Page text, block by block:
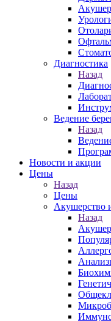
Диагностика
Назад
Ведение
Назад
Новости и акции
Цены
Назад
Цены
Акушерство
Назад